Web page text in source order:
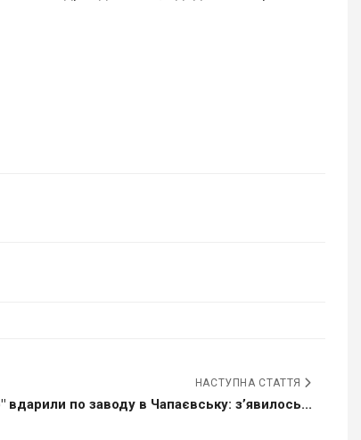
НАСТУПНА СТАТТЯ
вдарили по заводу в Чапаєвську: зʼявилось...